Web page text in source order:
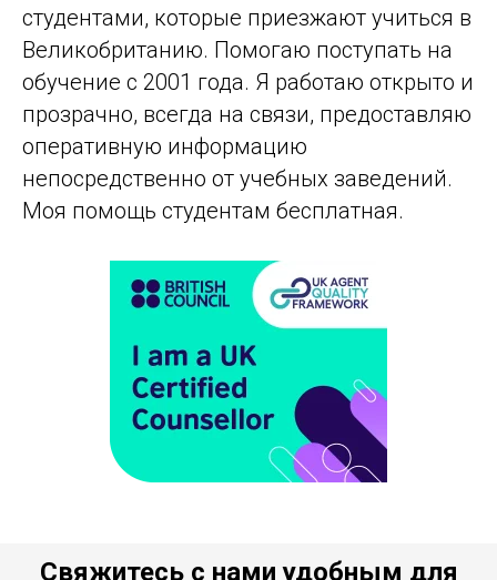
студентами, которые приезжают учиться в
Великобританию. Помогаю поступать на
обучение с 2001 года. Я работаю открыто и
прозрачно, всегда на связи, предоставляю
оперативную информацию
непосредственно от учебных заведений.
Моя помощь студентам бесплатная.
Свяжитесь с нами удобным для